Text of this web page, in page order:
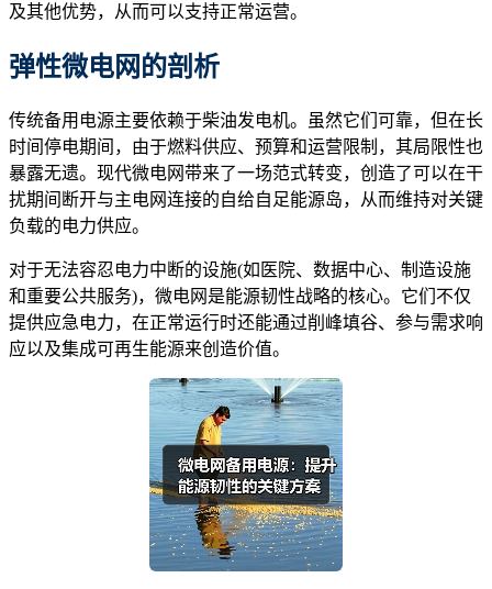
及其他优势，从而可以支持正常运营。
弹性微电网的剖析
传统备用电源主要依赖于柴油发电机。虽然它们可靠，但在长
时间停电期间，由于燃料供应、预算和运营限制，其局限性也
暴露无遗。现代微电网带来了一场范式转变，创造了可以在干
扰期间断开与主电网连接的自给自足能源岛，从而维持对关键
负载的电力供应。
对于无法容忍电力中断的设施(如医院、数据中心、制造设施
和重要公共服务)，微电网是能源韧性战略的核心。它们不仅
提供应急电力，在正常运行时还能通过削峰填谷、参与需求响
应以及集成可再生能源来创造价值。